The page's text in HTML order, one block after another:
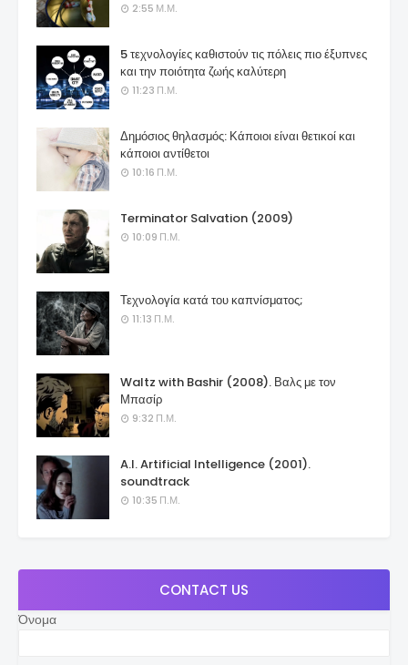
2:55 Μ.Μ.
5 τεχνολογίες καθιστούν τις πόλεις πιο έξυπνες
και την ποιότητα ζωής καλύτερη
11:23 Π.Μ.
Δημόσιος θηλασμός: Κάποιοι είναι θετικοί και
κάποιοι αντίθετοι
10:16 Π.Μ.
Terminator Salvation (2009)
10:09 Π.Μ.
Τεχνολογία κατά του καπνίσματος;
11:13 Π.Μ.
Waltz with Bashir (2008). Βαλς με τον
Μπασίρ
9:32 Π.Μ.
A.I. Artificial Intelligence (2001).
soundtrack
10:35 Π.Μ.
CONTACT US
Όνομα